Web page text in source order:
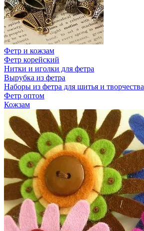
Фетр и кожзам
Фетр корейский
Нитки и иголки для фетра
Вырубка из фетра
Наборы из фетра для шитья и творчества
Фетр оптом
Кожзам